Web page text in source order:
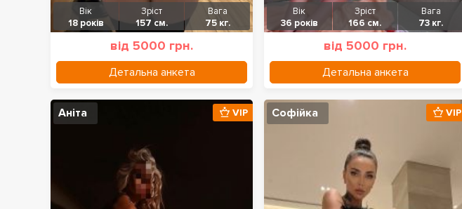
Вік
18 років
Зріст
157 см.
Вага
75 кг.
від 5000 грн.
Детальна анкета
Вік
36 років
Зріст
166 см.
Вага
73 кг.
від 5000 грн.
Детальна анкета
Аніта VIP Софійка VIP